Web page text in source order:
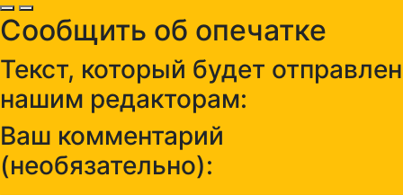
Сообщить об опечатке
Текст, который будет отправлен
нашим редакторам:
Ваш комментарий
(необязательно):